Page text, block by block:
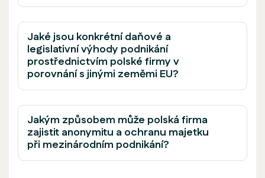
Jaké jsou konkrétní daňové a
legislativní výhody podnikání
prostřednictvím polské firmy v
porovnání s jinými zeměmi EU?
Jakým způsobem může polská firma
zajistit anonymitu a ochranu majetku
při mezinárodním podnikání?